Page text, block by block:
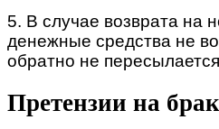
5. В случае возврата на
денежные средства не
обратно не
Претензии на